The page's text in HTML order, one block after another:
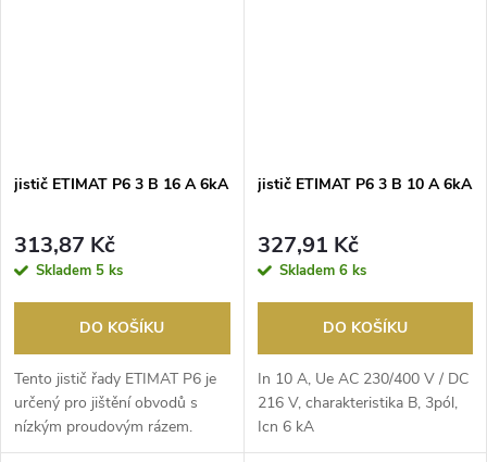
jistič ETIMAT P6 3 B 16 A 6kA
313,87 Kč
Skladem 5 ks
DO KOŠÍKU
Tento jistič řady ETIMAT P6 je
určený pro jištění obvodů s
nízkým proudovým rázem.
jistič ETIMAT P6 3 B 10 A 6kA
327,91 Kč
Skladem 6 ks
DO KOŠÍKU
In 10 A, Ue AC 230/400 V / DC
216 V, charakteristika B, 3pól,
Icn 6 kA